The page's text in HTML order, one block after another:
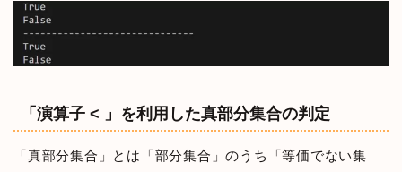
「演算子 < 」を利用した真部分集合の判定
「真部分集合」とは「部分集合」のうち「等価でない集